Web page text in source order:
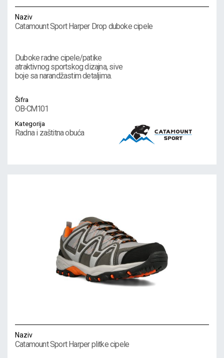
Naziv
Catamount Sport Harper Drop duboke cipele
Duboke radne cipele/patike
atraktivnog sportskog dizajna, sive
boje sa narandžastim detaljima.
Šifra
OB-CM101
Kategorija
Radna i zaštitna obuća
Naziv
Catamount Sport Harper plitke cipele